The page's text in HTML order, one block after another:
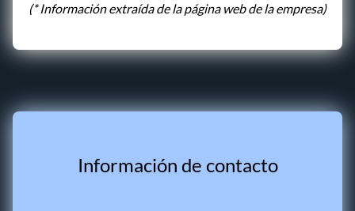
(* Información extraída de la página web de la empresa)
Información de contacto